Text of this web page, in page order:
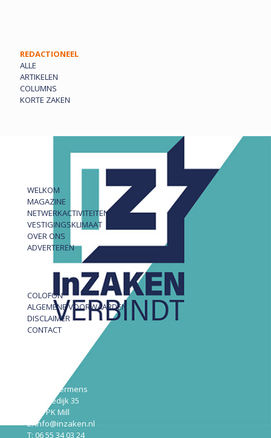
REDACTIONEEL
ALLE
ARTIKELEN
COLUMNS
KORTE ZAKEN
WELKOM
MAGAZINE
NETWERKACTIVITEITEN
VESTIGINGSKLIMAAT
OVER ONS
ADVERTEREN
COLOFON
ALGEMENE VOORWAARDEN
DISCLAIMER
CONTACT
Robert Hermens
Udensedijk 35
5451 PK Mill
E: info@inzaken.nl
T: 06 55 34 03 24